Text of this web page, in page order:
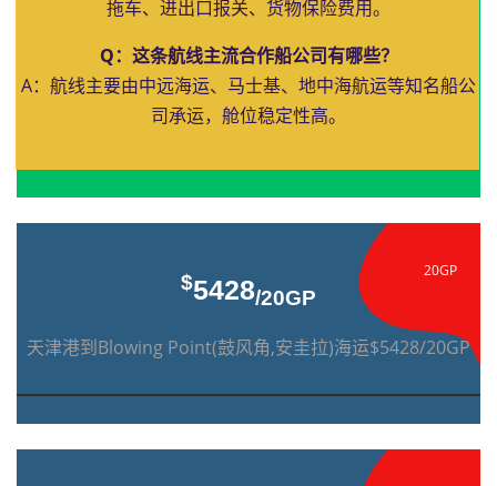
拖车、进出口报关、货物保险费用。
Q：这条航线主流合作船公司有哪些？
A：航线主要由中远海运、马士基、地中海航运等知名船公
司承运，舱位稳定性高。
20GP
$5428/20GP
天津港到Blowing Point(鼓风角,安圭拉)海运$5428/20GP